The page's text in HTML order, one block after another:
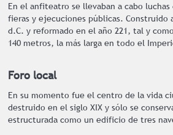
En el anfiteatro se llevaban a cabo
fieras y ejecuciones públicas. Construido
d.C. y reformado en el año 221, tal y
140 metros, la más larga en todo el
Foro local
En su momento fue el centro de la vida
destruido en el siglo XIX y sólo se
estructurada como un edificio de tres